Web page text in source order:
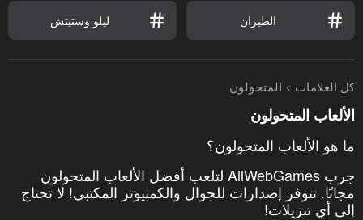
الطيران ليلو وستيتش
كل العلامات المتحولون
الألعاب المتحولون
ما هو الألعاب المتحولون؟
جرب AllWebGames لتلعب أفضل الألعاب المتحولون
مجانًا. تتوفر إصدارات للجوال والكمبيوتر المكتبي! لا تحتاج
إلى أي تنزيلات!